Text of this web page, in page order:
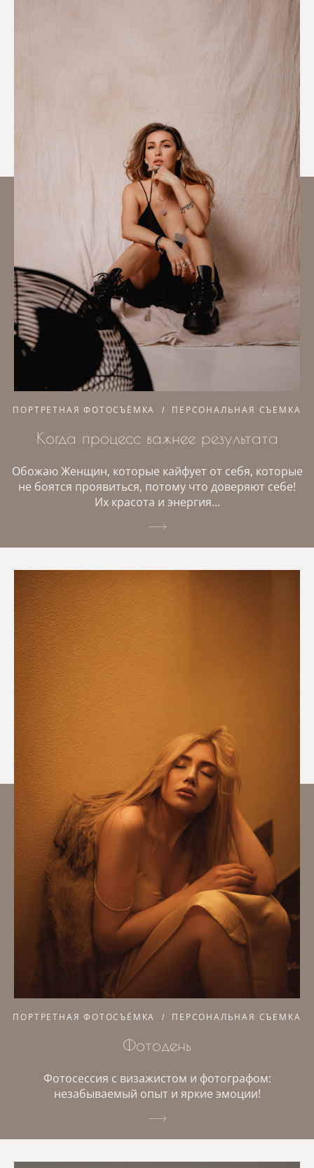
ПОРТРЕТНАЯ ФОТОСЪЁМКА ПЕРСОНАЛЬНАЯ СЪЕМКА
Когда процесс важнее результата
Обожаю Женщин, которые кайфует от себя, которые
не боятся проявиться, потому что доверяют себе!
Их красота и энергия...
ПОРТРЕТНАЯ ФОТОСЪЁМКА ПЕРСОНАЛЬНАЯ СЪЕМКА
Фотодень
Фотосессия с визажистом и фотографом:
незабываемый опыт и яркие эмоции!